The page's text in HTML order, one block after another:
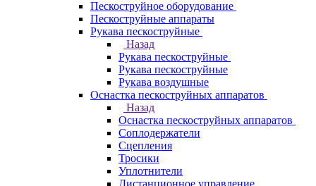
Пескоструйное оборудование
Пескоструйные аппараты
Рукава пескоструйные
Назад
Рукава пескоструйные
Рукава пескоструйные
Рукава воздушные
Оснастка пескоструйных аппаратов
Назад
Оснастка пескоструйных аппаратов
Соплодержатели
Сцепления
Тросики
Уплотнители
Дистанционное управление